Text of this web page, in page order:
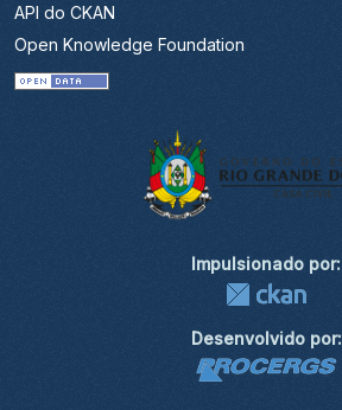
API do CKAN
Open Knowledge Foundation
Impulsionado por:
Desenvolvido por: